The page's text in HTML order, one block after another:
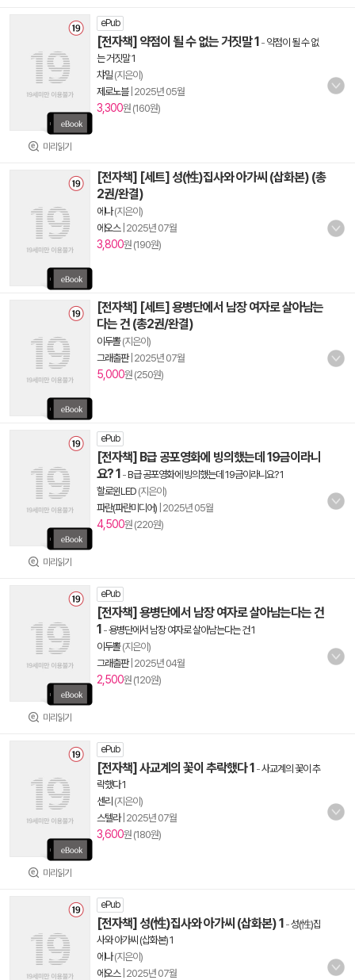
미리읽기
ePub
[전자책] 약점이 될 수 없는 거짓말 1 - 약점이 될 수 없
는 거짓말 1
챠밀 (지은이)
제로노블| 2025년 05월
3,300원 (160원)
[전자책] [세트] 성(性)집사와 아가씨 (삽화본) (총
2권/완결)
에나(지은이)
에오스| 2025년 07월
3,800원 (190원)
[전자책] [세트] 용병단에서 남장 여자로 살아남는
다는 건 (총2권/완결)
이두뽈(지은이)
그래출판| 2025년 07월
5,000원 (250원)
미리읽기
ePub
[전자책] B급 공포영화에 빙의했는데 19금이라니
요? 1 -B급 공포영화에 빙의했는데 19금이라니요? 1
할로윈LED (지은이)
파란(파란미디어) 2025년 05월
4,500원 (220원)
미리읽기
ePub
[전자책] 용병단에서 남장 여자로 살아남는다는 건
1 -용병단에서 남장 여자로 살아남는다는 건 1
이두뽈(지은이)
그래출판| 2025년 04월
2,500원 (120원)
미리읽기
ePub
[전자책] 사교계의 꽃이 추락했다 1 -사교계의 꽃이 추
락했다 1
센리 (지은이)
스텔라| 2025년 07월
3,600원 (180원)
ePub
[전자책] 성(性)집사와 아가씨 (삽화본) 1 -성(性)집
사와 아가씨 (삽화본) 1
에나(지은이)
에오스| 2025년 07월